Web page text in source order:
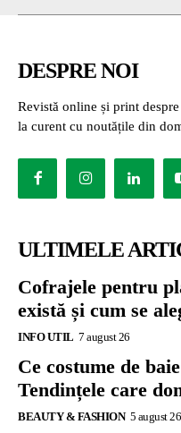
DESPRE NOI
Revistă online și print
la curent cu noutățile din
ULTIMELE
Cofrajele pentru
există și cum se
INFO UTIL 7 august 26
Ce costume de
Tendințele care
BEAUTY & FASHION 5 august 26